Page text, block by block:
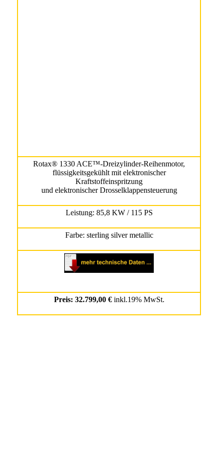
Rotax® 1330 ACE™-Dreizylinder-Reihenmotor,
flüssigkeitsgekühlt mit elektronischer
Kraftstoffeinspritzung
und elektronischer Drosselklappensteuerung
Leistung: 85,8 KW / 115 PS
Farbe: sterling silver metallic
Preis: 32.799,00 € inkl.19% MwSt.